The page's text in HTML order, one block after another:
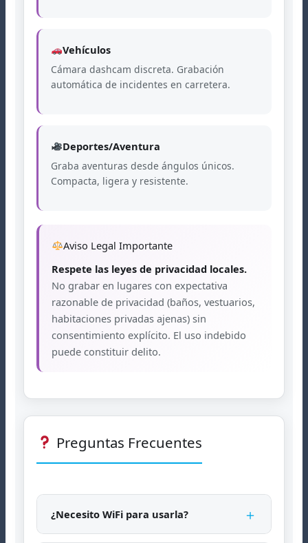
Vehículos
Cámara dashcam discreta. Grabación
automática de incidentes en carretera.
Deportes/Aventura
Graba aventuras desde ángulos únicos.
Compacta, ligera y resistente.
Aviso Legal Importante
Respete las leyes de privacidad locales.
No grabar en lugares con expectativa
razonable de privacidad (baños, vestuarios,
habitaciones privadas ajenas) sin
consentimiento explícito. El uso indebido
puede constituir delito.
Preguntas Frecuentes
¿Necesito WiFi para usarla? ＋